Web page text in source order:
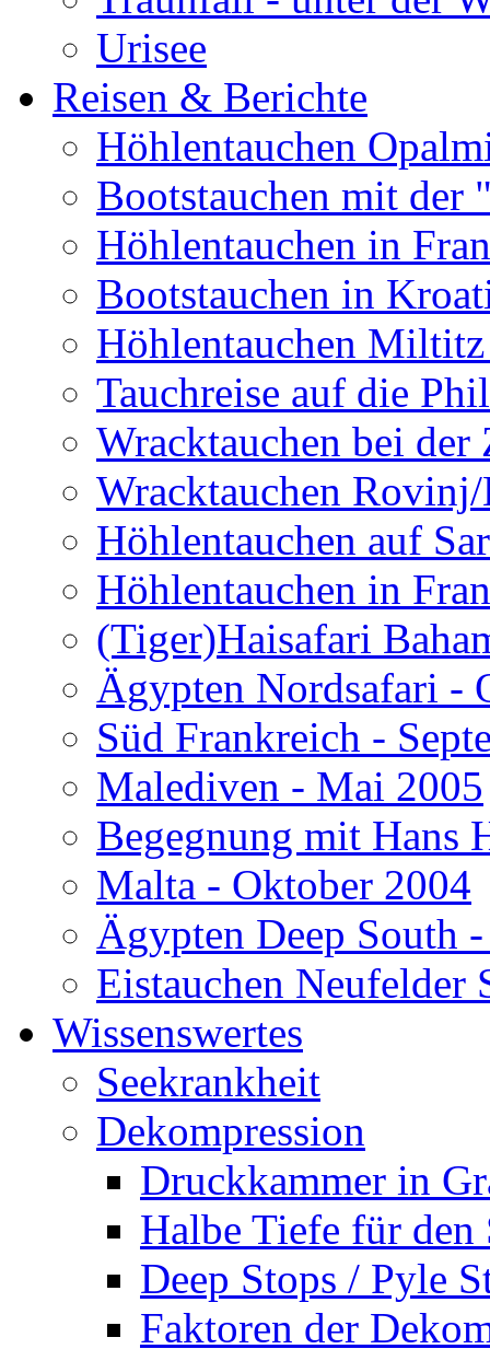
Urisee
Reisen & Berichte
Höhlentauchen
Bootstauchen mit
Höhlentauchen in
Bootstauchen in
Höhlentauchen
Tauchreise auf die
Wracktauchen bei der
Wracktauchen
Höhlentauchen auf
Höhlentauchen in
(Tiger)Haisafari
Ägypten Nordsafari -
Süd Frankreich -
Malediven - Mai 2005
Begegnung mit Hans
Malta - Oktober 2004
Ägypten Deep South
Eistauchen Neufelder
Wissenswertes
Seekrankheit
Dekompression
Druckkammer in
Halbe Tiefe für den
Deep Stops / Pyle
Faktoren der